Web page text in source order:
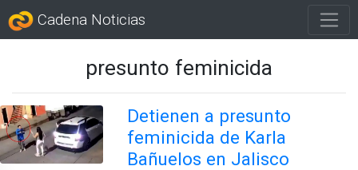
Cadena Noticias
presunto feminicida
Detienen a presunto
feminicida de Karla
Bañuelos en Jalisco